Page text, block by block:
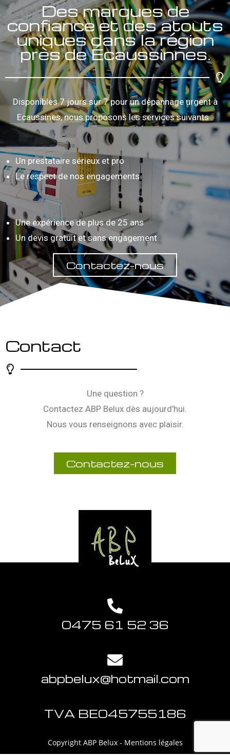
Des marques de
confiance et des atouts
uniques dans la région
près de Écaussinnes.
Disponibles 7 jours sur 7 pour un dépannage urgent à
Ecaussines, nous proposons les services suivants :
Un prestataire sérieux et pro
Le respect de nos engagements
Une expérience de plus de 25 ans
Un devis gratuit et sans engagement
Contactez-nous
Contact
Une question ?
Contactez ABP Belux dès aujourd’hui.
Nous vous renseignons avec plaisir.
Contactez-nous
0475 61 52 36
abpbelux@hotmail.com
TVA BE045755186
Copyright ABP Belux - Mentions légales